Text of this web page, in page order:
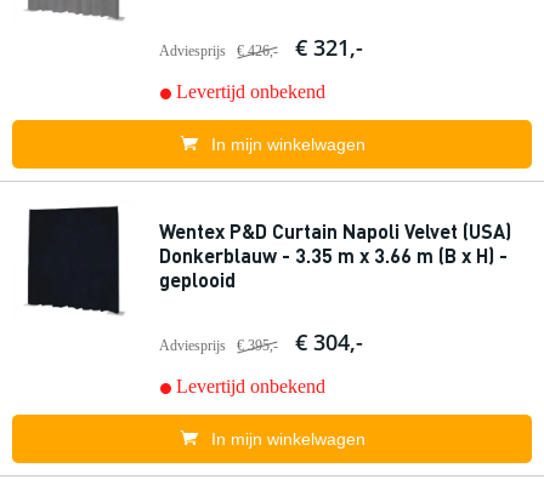
Adviesprijs € 426,- € 321,-
Levertijd onbekend
In mijn winkelwagen
Wentex P&D Curtain Napoli Velvet (USA)
Donkerblauw - 3.35 m x 3.66 m (B x H) -
geplooid
Adviesprijs € 395,- € 304,-
Levertijd onbekend
In mijn winkelwagen